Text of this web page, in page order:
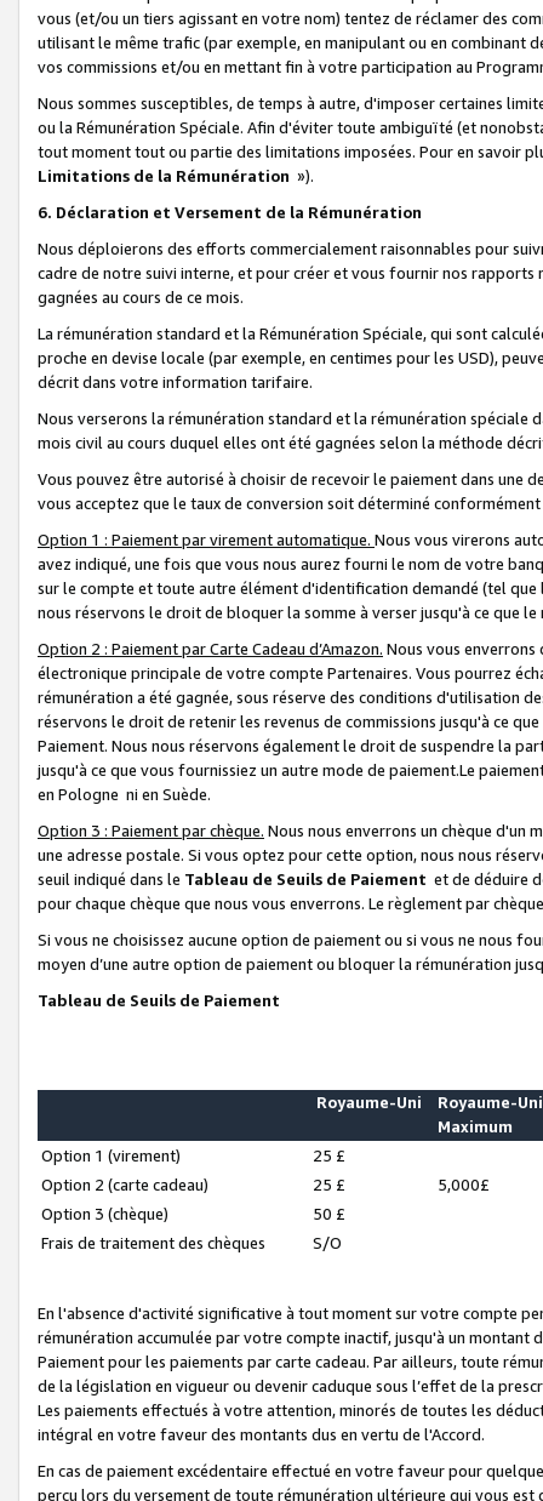
vous (et/ou un tiers agissant en votre nom) tentez de réclamer des
utilisant le même trafic (par exemple, en manipulant ou en combinant
vos commissions et/ou en mettant fin à votre participation au
Nous sommes susceptibles, de temps à autre, d'imposer certaines
ou la Rémunération Spéciale. Afin d'éviter toute ambiguïté (et
tout moment tout ou partie des limitations imposées. Pour en savoir
Limitations de la Rémunération »).
6. Déclaration et Versement de la Rémunération
Nous déploierons des efforts commercialement raisonnables pour
cadre de notre suivi interne, et pour créer et vous fournir nos
gagnées au cours de ce mois.
La rémunération standard et la Rémunération Spéciale, qui sont
proche en devise locale (par exemple, en centimes pour les USD),
décrit dans votre information tarifaire.
Nous verserons la rémunération standard et la rémunération spéciale
mois civil au cours duquel elles ont été gagnées selon la méthode
Vous pouvez être autorisé à choisir de recevoir le paiement dans une
vous acceptez que le taux de conversion soit déterminé
Option 1 : Paiement par virement automatique. Nous vous virerons
avez indiqué, une fois que vous nous aurez fourni le nom de votre
sur le compte et toute autre élément d'identification demandé (tel que
nous réservons le droit de bloquer la somme à verser jusqu'à ce que
Option 2 : Paiement par Carte Cadeau d’Amazon. Nous vous
électronique principale de votre compte Partenaires. Vous pourrez
rémunération a été gagnée, sous réserve des conditions d'utilisation
réservons le droit de retenir les revenus de commissions jusqu'à ce
Paiement. Nous nous réservons également le droit de suspendre la
jusqu'à ce que vous fournissiez un autre mode de paiement.Le
en Pologne ni en Suède.
Option 3 : Paiement par chèque. Nous nous enverrons un chèque d'un
une adresse postale. Si vous optez pour cette option, nous nous
seuil indiqué dans le Tableau de Seuils de Paiement et de déduire
pour chaque chèque que nous vous enverrons. Le règlement par
Si vous ne choisissez aucune option de paiement ou si vous ne nous
moyen d’une autre option de paiement ou bloquer la rémunération
Tableau de Seuils de Paiement
Royaume-Uni
Royaume-Uni
Maximum
Option 1 (virement)
25 £
Option 2 (carte cadeau)
25 £
5,000£
Option 3 (chèque)
50 £
Frais de traitement des chèques
S/O
En l'absence d'activité significative à tout moment sur votre compte
rémunération accumulée par votre compte inactif, jusqu'à un montant
Paiement pour les paiements par carte cadeau. Par ailleurs, toute
de la législation en vigueur ou devenir caduque sous l’effet de la
Les paiements effectués à votre attention, minorés de toutes les
intégral en votre faveur des montants dus en vertu de l'Accord.
En cas de paiement excédentaire effectué en votre faveur pour
perçu lors du versement de toute rémunération ultérieure qui vous est